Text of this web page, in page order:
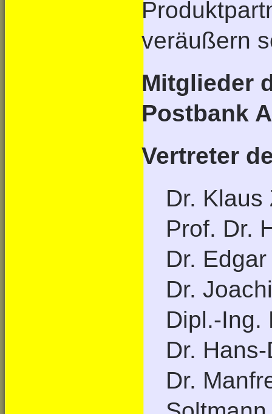
veräußern
Mitglieder
Postbank
Vertreter
Dr. Klaus
Prof. Dr.
Dr.
Dr.
Dipl.-Ing.
Dr.
Dr.